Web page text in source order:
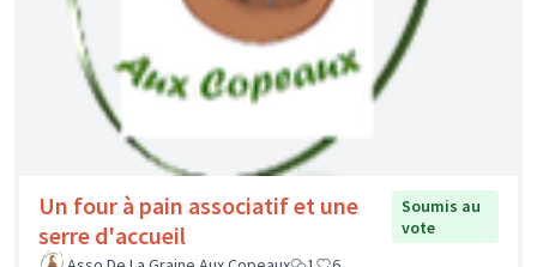
Un four à pain associatif et une
serre d'accueil
Soumis au
vote